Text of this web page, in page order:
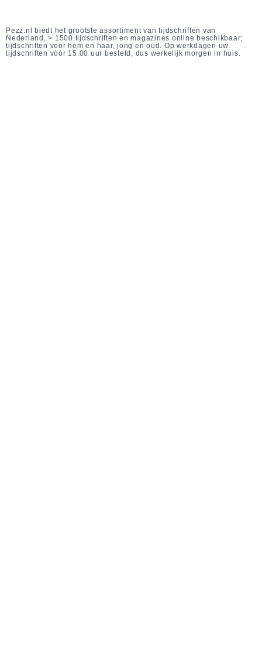
Pezz.nl biedt het grootste assortiment van tijdschriften van
Nederland, > 1500 tijdschriften en magazines online beschikbaar;
tijdschriften voor hem en haar, jong en oud. Op werkdagen uw
tijdschriften vóór 15.00 uur besteld, dus werkelijk morgen in huis.